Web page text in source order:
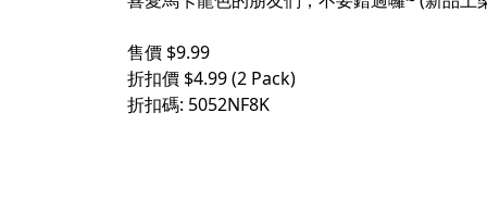
售價 $9.99
折扣價 $4.99 (2 Pack)
折扣碼: 5052NF8K